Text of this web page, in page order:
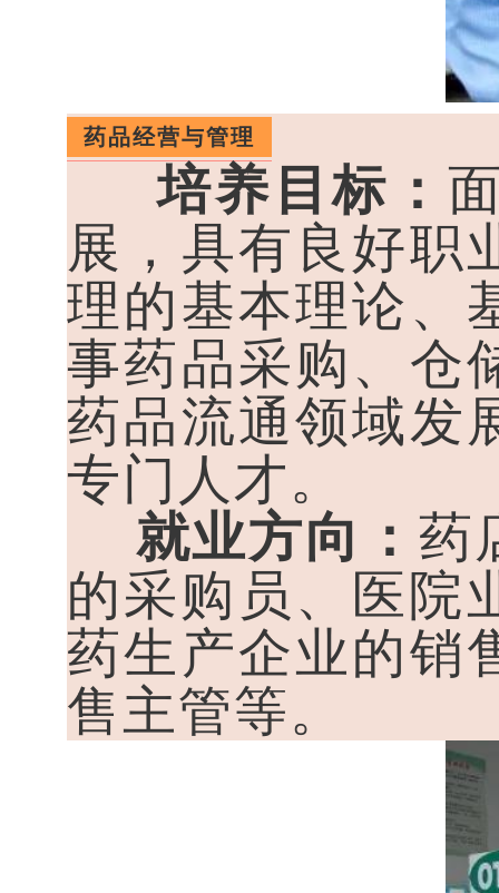
药品经营与管理
培养目标：
展，具有良好职
理的基本理论、
事药品采购、仓
药品流通领域发
专门人才。
就业方向： 药
的采购员、医院
药生产企业的销
售主管等。